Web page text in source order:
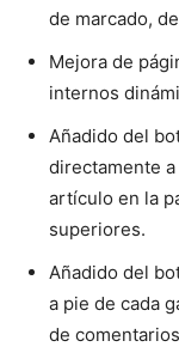
de marcado,
Mejora de
internos
Añadido del
directamente
artículo en la
superiores.
Añadido del
a pie de cada
de